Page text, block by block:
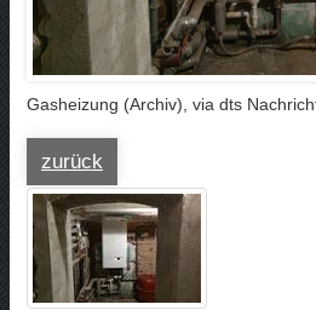
Gasheizung (Archiv), via dts
zurück